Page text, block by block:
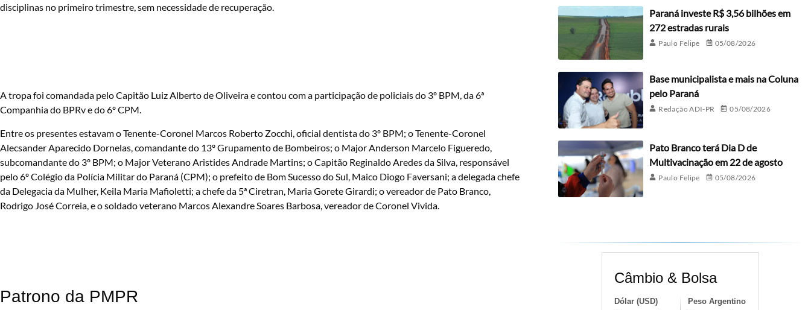
disciplinas no primeiro trimestre, sem necessidade de recuperação.
A tropa foi comandada pelo Capitão Luiz Alberto de Oliveira e contou com a participação de policiais do 3º BPM, da 6ª
Companhia do BPRv e do 6º CPM.
Entre os presentes estavam o Tenente-Coronel Marcos Roberto Zocchi, oficial dentista do 3º BPM; o Tenente-Coronel
Alecsander Aparecido Dornelas, comandante do 13º Grupamento de Bombeiros; o Major Anderson Marcelo Figueredo,
subcomandante do 3º BPM; o Major Veterano Aristides Andrade Martins; o Capitão Reginaldo Aredes da Silva, responsável
pelo 6º Colégio da Polícia Militar do Paraná (CPM); o prefeito de Bom Sucesso do Sul, Maico Diogo Faversani; a delegada chefe
da Delegacia da Mulher, Keila Maria Mafioletti; a chefe da 5ª Ciretran, Maria Gorete Girardi; o vereador de Pato Branco,
Rodrigo José Correia, e o soldado veterano Marcos Alexandre Soares Barbosa, vereador de Coronel Vivida.
Patrono da PMPR
Paraná investe R$ 3,56 bilhões em
272 estradas rurais
Paulo Felipe 05/08/2026
Base municipalista e mais na Coluna
pelo Paraná
Redação ADI-PR 05/08/2026
Pato Branco terá Dia D de
Multivacinação em 22 de agosto
Paulo Felipe 05/08/2026
Câmbio & Bolsa
Dólar (USD) Peso Argentino